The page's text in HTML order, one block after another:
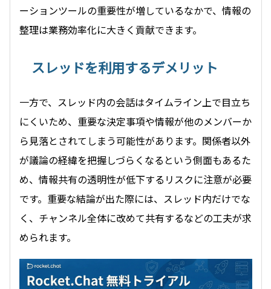
ーションツールの重要性が増しているなかで、情報の
整理は業務効率化に大きく貢献できます。
スレッドを利用するデメリット
一方で、スレッド内の会話はタイムライン上で目立ち
にくいため、重要な決定事項や情報が他のメンバーか
ら見落とされてしまう可能性があります。関係者以外
が議論の経緯を把握しづらくなるという側面もあるた
め、情報共有の透明性が低下するリスクに注意が必要
です。重要な結論が出た際には、スレッド内だけでな
く、チャンネル全体に改めて共有するなどの工夫が求
められます。